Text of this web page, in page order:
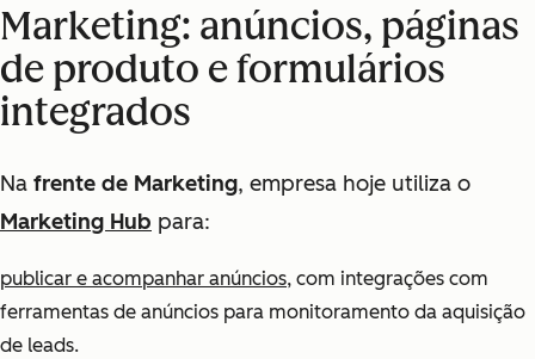
Marketing: anúncios, páginas
de produto e formulários
integrados
Na frente de Marketing, empresa hoje utiliza o
Marketing Hub para:
publicar e acompanhar anúncios, com integrações com
ferramentas de anúncios para monitoramento da aquisição
de leads.